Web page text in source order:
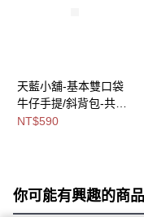
天藍小舖-基本雙口袋
牛仔手提/斜背包-共3
色-$590【A03032080
NT$590
你可能有興趣的商品